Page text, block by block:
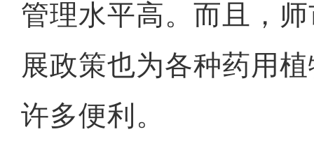
管理水平高。而且，
展政策也为各种药用
许多便利。